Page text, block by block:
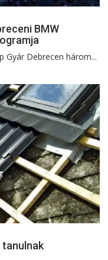
BMW
Gyár Debrecen három...